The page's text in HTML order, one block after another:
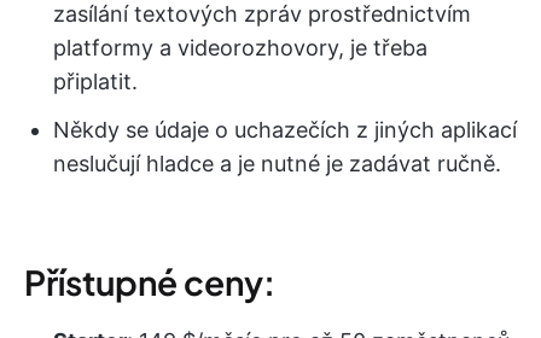
zasílání textových zpráv prostřednictvím
platformy a videorozhovory, je třeba
připlatit.
Někdy se údaje o uchazečích z jiných aplikací
neslučují hladce a je nutné je zadávat ručně.
Přístupné ceny: